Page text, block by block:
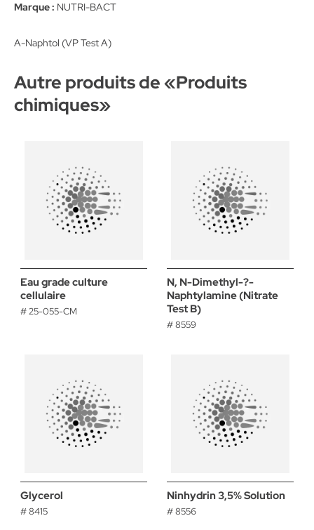
Marque : NUTRI-BACT
A-Naphtol (VP Test A)
Autre produits de «Produits
chimiques»
Eau grade culture
cellulaire
# 25-055-CM
N, N-Dimethyl-?-
Naphtylamine (Nitrate
Test B)
# 8559
Glycerol
# 8415
Ninhydrin 3,5% Solution
# 8556